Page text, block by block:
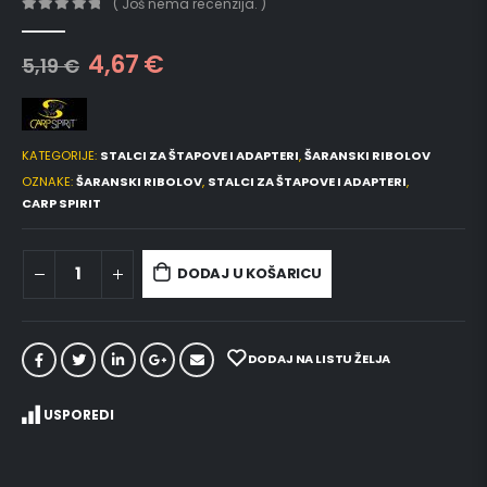
5,19€ 4,67€
KATEGORIJE: STALCI ZA ŠTAPOVE I ADAPTERI,ŠARANSKI RIBOLOV
OZNAKE:ŠARANSKI RIBOLOV, STALCI ZA ŠTAPOVE I ADAPTERI,
CARP SPIRIT
DODAJ U KOŠARICU
DODAJ NA LISTU ŽELJA
USPOREDI